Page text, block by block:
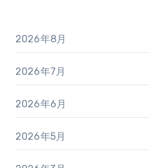
2026年8月
2026年7月
2026年6月
2026年5月